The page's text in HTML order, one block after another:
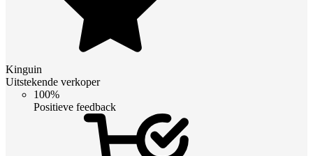
Kinguin
Uitstekende verkoper
100%
Positieve feedback